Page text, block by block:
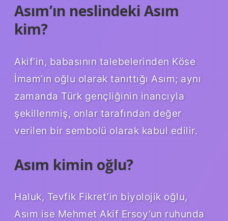
Asım’ın neslindeki Asım
kim?
Akif’in, babasının talebelerinden Köse
İmam’ın oğlu olarak tanıttığı Asım; aynı
zamanda Türk gençliğinin inancıyla
şekillenmiş, onlar tarafından değer
verilen bir sembolü olarak kabul edilir.
Asım kimin oğlu?
Haluk, Tevfik Fikret’in biyolojik oğlu,
Asım ise Mehmet Akif Ersoy’un ruhunda